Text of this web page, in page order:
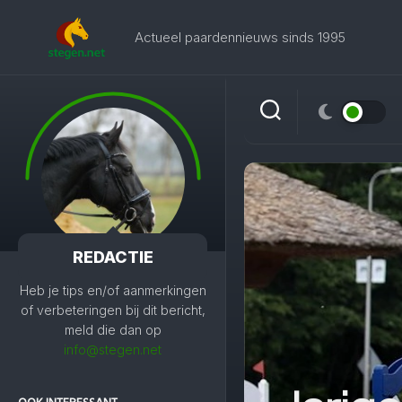
Actueel paardennieuws sinds 1995
REDACTIE
Heb je tips en/of aanmerkingen
of verbeteringen bij dit bericht,
meld die dan op
info@stegen.net